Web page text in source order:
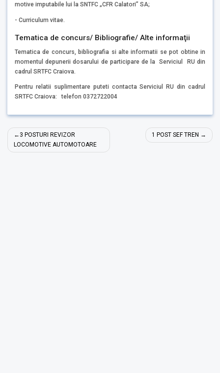
motive imputabile lui la SNTFC „CFR Calatori” SA;
- Curriculum vitae.
Tematica de concurs/ Bibliografie/ Alte informaţii
Tematica de concurs, bibliografia si alte informatii se pot obtine in
momentul depunerii dosarului de participare de la Serviciul RU din
cadrul SRTFC Craiova.
Pentru relatii suplimentare puteti contacta Serviciul RU din cadrul
SRTFC Craiova: telefon 0372722004
Navigare
în
3 POSTURI REVIZOR
LOCOMOTIVE AUTOMOTOARE
1 POST SEF TREN